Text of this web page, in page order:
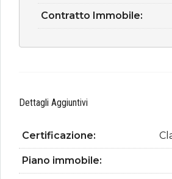
Contratto Immobile:
Dettagli Aggiuntivi
Certificazione:
Piano immobile: